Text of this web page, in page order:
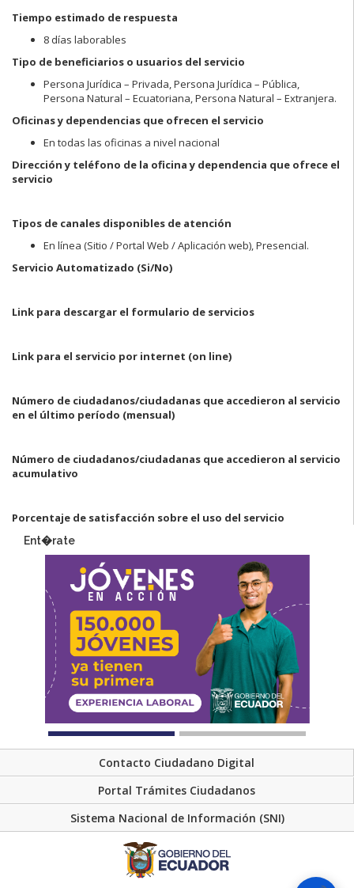
Tiempo estimado de respuesta
8 días laborables
Tipo de beneficiarios o usuarios del servicio
Persona Jurídica – Privada, Persona Jurídica – Pública,
Persona Natural – Ecuatoriana, Persona Natural – Extranjera.
Oficinas y dependencias que ofrecen el servicio
En todas las oficinas a nivel nacional
Dirección y teléfono de la oficina y dependencia que ofrece el
servicio
Tipos de canales disponibles de atención
En línea (Sitio / Portal Web / Aplicación web), Presencial.
Servicio Automatizado (Si/No)
Link para descargar el formulario de servicios
Link para el servicio por internet (on line)
Número de ciudadanos/ciudadanas que accedieron al servicio
en el último período (mensual)
Número de ciudadanos/ciudadanas que accedieron al servicio
acumulativo
Porcentaje de satisfacción sobre el uso del servicio
Ent�rate
Contacto Ciudadano Digital
Portal Trámites Ciudadanos
Sistema Nacional de Información (SNI)